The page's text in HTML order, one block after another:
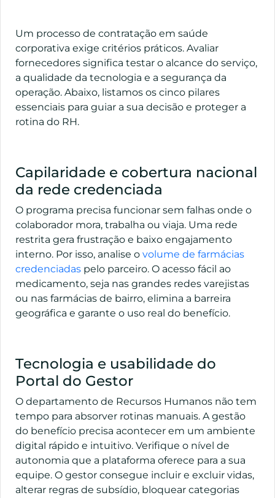
Um processo de contratação em saúde
corporativa exige critérios práticos. Avaliar
fornecedores significa testar o alcance do serviço,
a qualidade da tecnologia e a segurança da
operação. Abaixo, listamos os cinco pilares
essenciais para guiar a sua decisão e proteger a
rotina do RH.
Capilaridade e cobertura nacional
da rede credenciada
O programa precisa funcionar sem falhas onde o
colaborador mora, trabalha ou viaja. Uma rede
restrita gera frustração e baixo engajamento
interno. Por isso, analise o volume de farmácias
credenciadas pelo parceiro. O acesso fácil ao
medicamento, seja nas grandes redes varejistas
ou nas farmácias de bairro, elimina a barreira
geográfica e garante o uso real do benefício.
Tecnologia e usabilidade do
Portal do Gestor
O departamento de Recursos Humanos não tem
tempo para absorver rotinas manuais. A gestão
do benefício precisa acontecer em um ambiente
digital rápido e intuitivo. Verifique o nível de
autonomia que a plataforma oferece para a sua
equipe. O gestor consegue incluir e excluir vidas,
alterar regras de subsídio, bloquear categorias